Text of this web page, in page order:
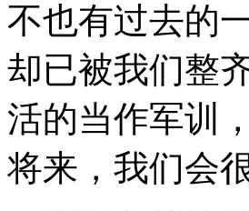
不也有过去的
却已被我们整
活的当作军训
将来，我们会